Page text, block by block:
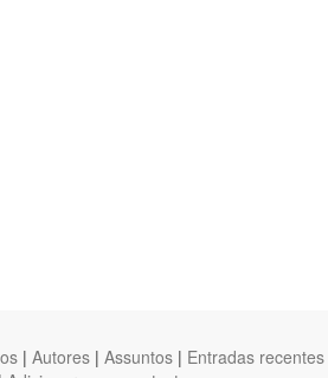
| Autores | Assuntos | Entradas recentes